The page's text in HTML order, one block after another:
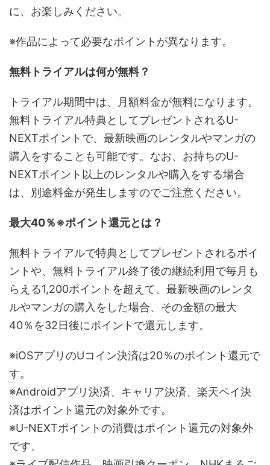
に、お楽しみください。
※作品によって必要なポイントが異なります。
無料トライアルは何が無料？
トライアル期間中は、月額料金が無料になります。
無料トライアル特典としてプレゼントされるU-
NEXTポイントで、最新映画のレンタルやマンガの
購入をすることも可能です。なお、お持ちのU-
NEXTポイント以上のレンタルや購入をする場合
は、別途料金が発生しますのでご注意ください。
最大40％※ポイント還元とは？
無料トライアルで特典としてプレゼントされるポイ
ントや、無料トライアル終了後の継続利用で毎月も
らえる1,200ポイントを超えて、最新映画のレンタ
ルやマンガの購入をした場合、その金額の最大
40％を32日後にポイントで還元します。
※iOSアプリのUコイン決済は20％のポイント還元で
す。
※Androidアプリ決済、キャリア決済、楽天ペイ決
済はポイント還元の対象外です。
※U-NEXTポイントの消費はポイント還元の対象外
です。